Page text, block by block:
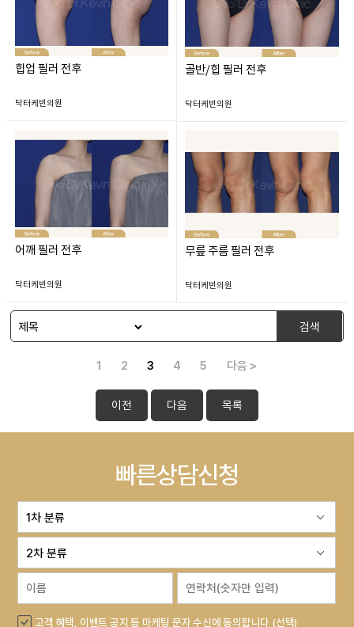
힙업 필러 전후
닥터케빈의원
골반/힙 필러 전후
닥터케빈의원
어깨 필러 전후
닥터케빈의원
무릎 주름 필러 전후
닥터케빈의원
검색
1 2 3 4 5 다음 >
이전 다음 목록
빠른상담신청
고객 혜택, 이벤트 공지 등 마케팅 문자 수신에 동의합니다 (선택)